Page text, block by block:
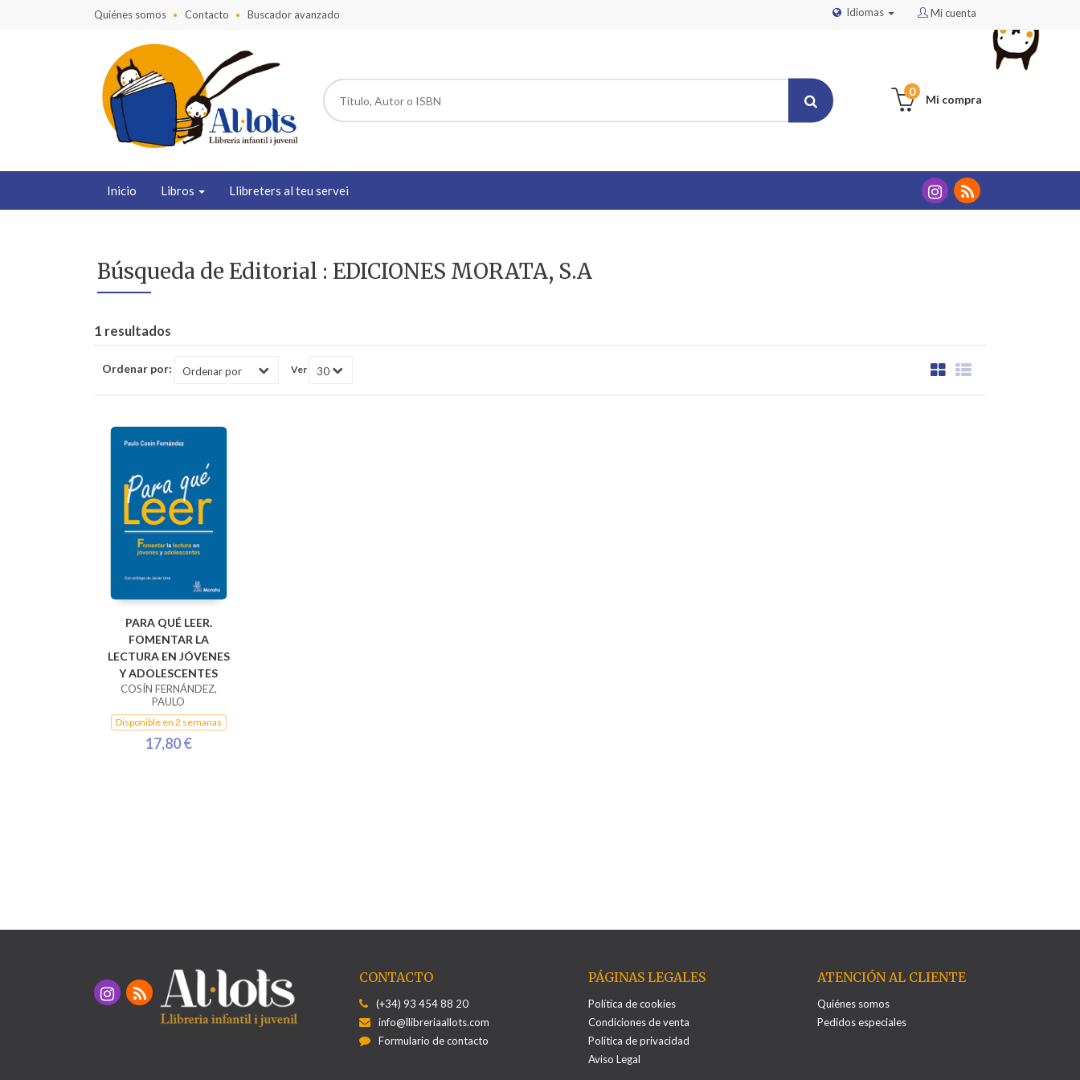
Mi cuenta
Idiomas
Quiénes somos Contacto Buscador avanzado
Mi compra
0
Inicio Libros Llibreters al teu servei
Búsqueda de Editorial : EDICIONES MORATA, S.A
1 resultados
Ordenar por: Ver
PARA QUÉ LEER.
FOMENTAR LA
LECTURA EN JÓVENES
Y ADOLESCENTES
COSÍN FERNÁNDEZ,
PAULO
Disponible en 2 semanas
17,80 €
CONTACTO
(+34) 93 454 88 20
info@llibreriaallots.com
Formulario de contacto
PÁGINAS LEGALES
Política de cookies
Condiciones de venta
Política de privacidad
Aviso Legal
ATENCIÓN AL CLIENTE
Quiénes somos
Pedidos especiales